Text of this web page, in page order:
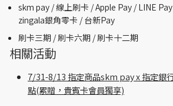
skm pay /線上刷卡 / Apple Pay /LINE
zingala銀角零卡 /台新Pay
刷卡三期 /刷卡六期 /刷卡十二期
相關活動
7/31-8/13 指定商品skm pay x 指定銀
點(累贈，貴賓卡會員獨享)